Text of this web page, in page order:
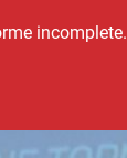
incomplete.